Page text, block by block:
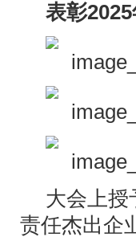
表彰
大会上授
责任杰出企